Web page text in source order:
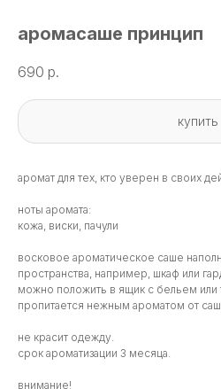
аромасаше принцип
690 р.
купить
аромат для тех, кто уверен в своих
ноты аромата:
кожа, виски, пачули
восковое ароматическое саше
пространства, например, шкаф или
можно положить в ящик с бельем или
пропитается нежным ароматом от
не красит одежду.
срок ароматизации 3 месяца.
внимание!